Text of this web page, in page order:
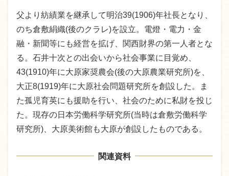
父より紡績業を継承して明治39(1906)年社長となり、
のち倉敷絹織(後のクラレ)を設立。電燈・電力・金
融・新聞等にも経営を拡げ、関西財界の第一人者とな
る。石井十次との出会いから社会事業に目覚め、
43(1910)年に大原家奨農会(後の大原農業研究所)を、
大正8(1919)年に大原社会問題研究所を創設した。ま
た孤児育英にも援助を行い、社会のために私財を投じ
た。現存の日本労働科学研究所(当時は倉敷労働科学
研究所)、大原美術館も大原が創設したものである。
関連資料